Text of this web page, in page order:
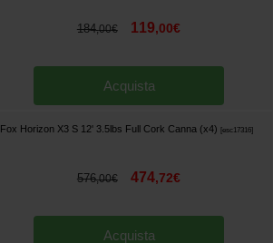
184,00€ 119,00€
Acquista
Fox Horizon X3 S 12' 3.5lbs Full Cork Canna (x4) [esc17316]
576,00€ 474,72€
Acquista